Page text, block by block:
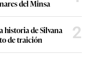
del Minsa
historia de Silvana
de traición
2